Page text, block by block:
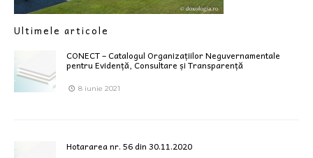
Ultimele articole
CONECT – Catalogul Organizațiilor Neguvernamentale
pentru Evidență, Consultare și Transparență
8 iunie 2021
Hotararea nr. 56 din 30.11.2020